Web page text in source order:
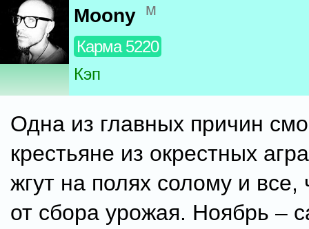
Moony м
Карма 5220
Кэп
Одна из главных причин
крестьяне из окрестных
жгут на полях солому и все,
от сбора урожая. Ноябрь –